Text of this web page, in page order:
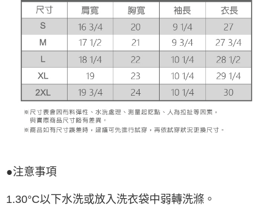
●注意事項
1.30°C以下水洗或放入洗衣袋中弱轉洗滌。